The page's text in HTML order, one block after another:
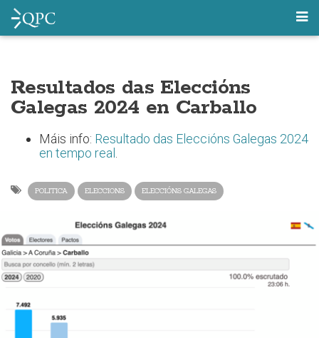
Resultados das Eleccións
Galegas 2024 en Carballo
Máis info: Resultado das Eleccións Galegas 2024
en tempo real
POLITICA ELECCIONS ELECCIÓNS GALEGAS